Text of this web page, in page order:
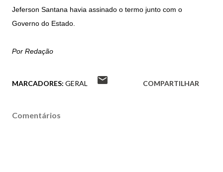
Jeferson Santana havia assinado o termo junto com o
Governo do Estado.
Por Redação
MARCADORES: GERAL COMPARTILHAR
Comentários